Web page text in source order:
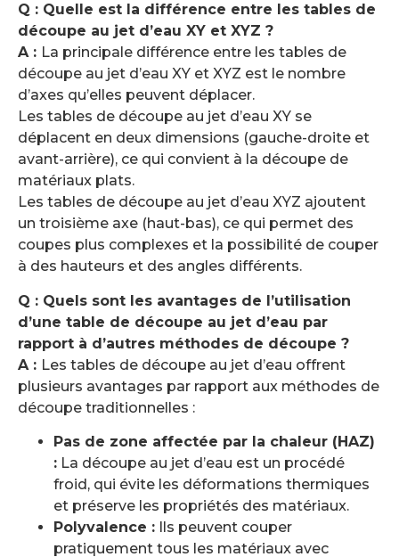
Q : Quelle est la différence entre les tables de
découpe au jet d’eau XY et XYZ ?
A : La principale différence entre les tables de
découpe au jet d’eau XY et XYZ est le nombre
d’axes qu’elles peuvent déplacer.
Les tables de découpe au jet d’eau XY se
déplacent en deux dimensions (gauche-droite et
avant-arrière), ce qui convient à la découpe de
matériaux plats.
Les tables de découpe au jet d’eau XYZ ajoutent
un troisième axe (haut-bas), ce qui permet des
coupes plus complexes et la possibilité de couper
à des hauteurs et des angles différents.
Q : Quels sont les avantages de l’utilisation
d’une table de découpe au jet d’eau par
rapport à d’autres méthodes de découpe ?
A : Les tables de découpe au jet d’eau offrent
plusieurs avantages par rapport aux méthodes de
découpe traditionnelles :
Pas de zone affectée par la chaleur (HAZ)
: La découpe au jet d’eau est un procédé
froid, qui évite les déformations thermiques
et préserve les propriétés des matériaux.
Polyvalence : Ils peuvent couper
pratiquement tous les matériaux avec